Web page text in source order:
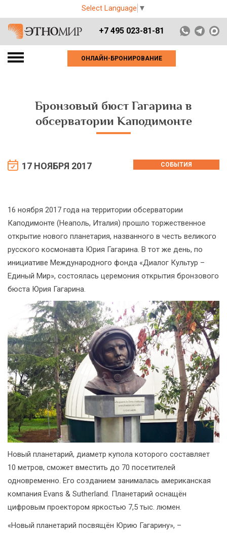
Select Language ▼
+7 495 023-81-81
ОНЛАЙН-БРОНИРОВАНИЕ
Бронзовый бюст Гагарина в
обсерватории Каподимонте
17 НОЯБРЯ 2017 СОБЫТИЯ
16 ноября 2017 года на территории обсерватории
Каподимонте (Неаполь, Италия) прошло торжественное
открытие нового планетария, названного в честь великого
русского космонавта Юрия Гагарина. В тот же день, по
инициативе Международного фонда «Диалог Культур –
Единый Мир», состоялась церемония открытия бронзового
бюста Юрия Гагарина.
Новый планетарий, диаметр купола которого составляет
10 метров, сможет вместить до 70 посетителей
одновременно. Его созданием занималась американская
компания Evans & Sutherland. Планетарий оснащён
цифровым проектором яркостью 7,5 тыс. люмен.
«Новый планетарий посвящён Юрию Гагарину», –